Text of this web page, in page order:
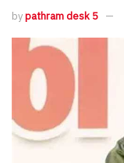
bypathram desk 5